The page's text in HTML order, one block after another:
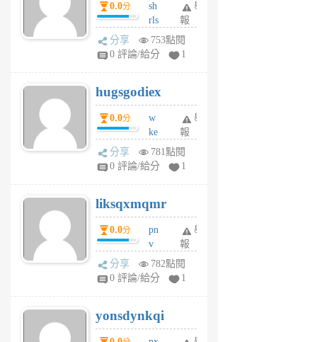
月
前
0.0分
sh
rls
k
m
6
個
月
前
舉
報
分享
753點閱
0 評論/給分
1
hugsgodiex
0.0分
w
ke
rv
pj
6
個
月
前
舉
報
分享
781點閱
0 評論/給分
1
liksqxmqmr
0.0分
pn
v
wt
sv
6
個
舉
報
分享
782點閱
0 評論/給分
1
yonsdynkqi